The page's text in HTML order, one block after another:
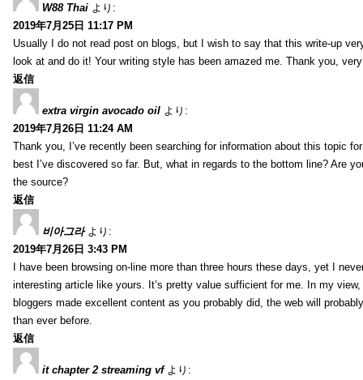
W88 Thai より:
2019年7月25日 11:17 PM
Usually I do not read post on blogs, but I wish to say that this write-up
look at and do it! Your writing style has been amazed me. Thank you,
返信
extra virgin avocado oil より:
2019年7月26日 11:24 AM
Thank you, I’ve recently been searching for information about this topic
best I’ve discovered so far. But, what in regards to the bottom line? Are
the source?
返信
비아그라 より:
2019年7月26日 3:43 PM
I have been browsing on-line more than three hours these days, yet I
interesting article like yours. It’s pretty value sufficient for me. In my
bloggers made excellent content as you probably did, the web will
than ever before.
返信
it chapter 2 streaming vf より: